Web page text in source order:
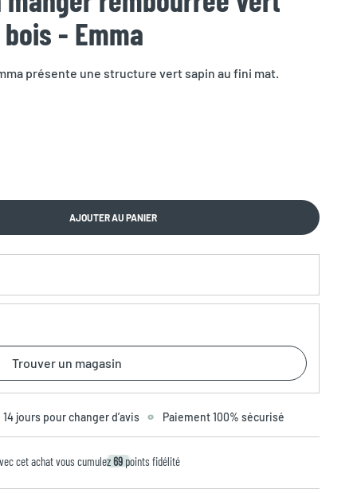
- Emma
présente une structure vert sapin au fini mat.
AJOUTER AU PANIER
Trouver un magasin
14 jours pour changer d’avis Paiement 100% sécurisé
cet achat vous cumulez69 points fidélité